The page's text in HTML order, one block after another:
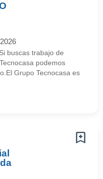
buscas trabajo de
podemos
Grupo Tecnocasa es